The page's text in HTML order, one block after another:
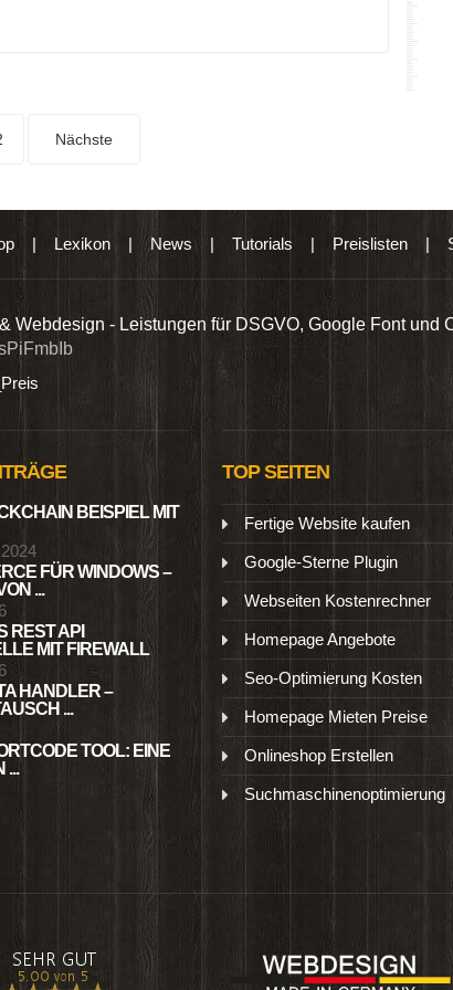
Nächste
| Lexikon| News | Tutorials | Preislisten|
Webdesign - Leistungen für DSGVO, Google Font und
BEISPIEL MIT
FÜR WINDOWS –
...
REST API
MIT FIREWALL
HANDLER –
...
TOOL: EINE
...
TOP SEITEN
Fertige Website kaufen
Google-Sterne Plugin
Webseiten Kostenrechner
Homepage Angebote
Seo-Optimierung Kosten
Homepage Mieten Preise
Onlineshop Erstellen
Suchmaschinenoptimierung